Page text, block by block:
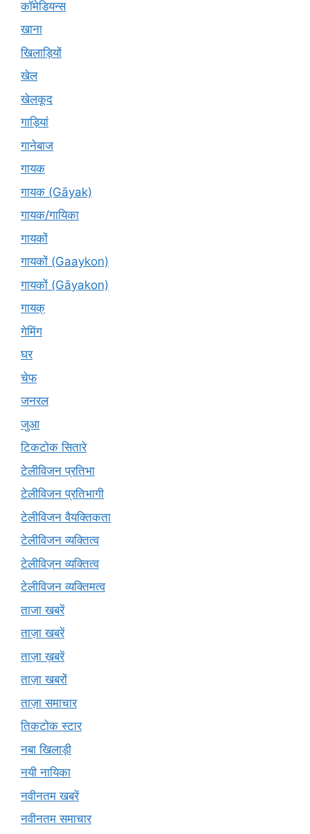
कॉमेडियन्स
खाना
खिलाड़ियों
खेल
खेलकूद
गाड़ियां
गानेबाज
गायक
गायक (Gāyak)
गायक/गायिका
गायकों
गायकों (Gaaykon)
गायकों (Gāyakon)
गायक्
गेमिंग
घर
चेफ
जनरल
जुआ
टिकटोक सितारे
टेलीविजन प्रतिभा
टेलीविजन प्रतिभागी
टेलीविजन वैयक्तिकता
टेलीविजन व्यक्तित्व
टेलीविज़न व्यक्तित्व
टेलीविजन व्यक्तिमत्व
ताजा खबरें
ताज़ा खबरें
ताज़ा ख़बरें
ताज़ा खबरों
ताज़ा समाचार
तिकटोक स्टार
नबा खिलाड़ी
नयी नायिका
नवीनतम खबरें
नवीनतम समाचार